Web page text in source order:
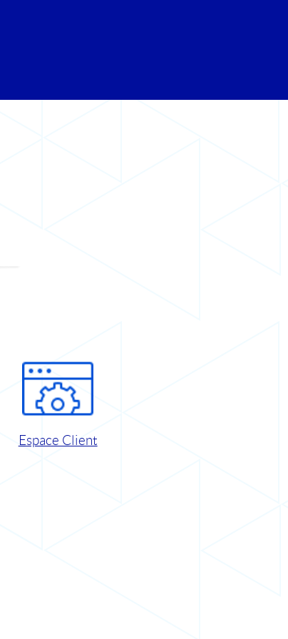
Espace Client